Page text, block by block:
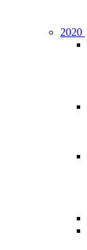
2020